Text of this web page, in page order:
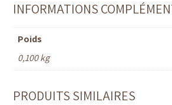
INFORMATIONS
Poids
0,100 kg
PRODUITS SIMILAIRES